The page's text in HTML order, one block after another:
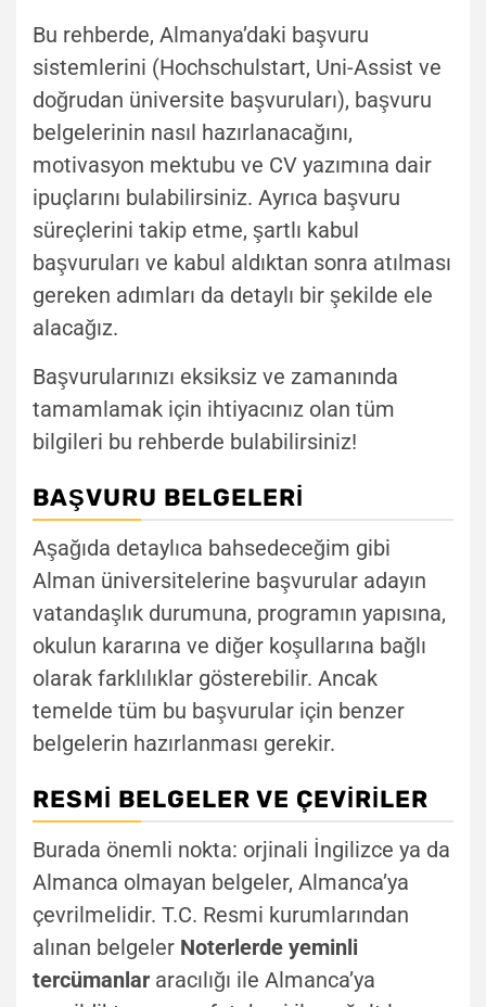
Bu rehberde, Almanya’daki başvuru
sistemlerini (Hochschulstart, Uni-Assist ve
doğrudan üniversite başvuruları), başvuru
belgelerinin nasıl hazırlanacağını,
motivasyon mektubu ve CV yazımına dair
ipuçlarını bulabilirsiniz. Ayrıca başvuru
süreçlerini takip etme, şartlı kabul
başvuruları ve kabul aldıktan sonra atılması
gereken adımları da detaylı bir şekilde ele
alacağız.
Başvurularınızı eksiksiz ve zamanında
tamamlamak için ihtiyacınız olan tüm
bilgileri bu rehberde bulabilirsiniz!
BAŞVURU BELGELERI
Aşağıda detaylıca bahsedeceğim gibi
Alman üniversitelerine başvurular adayın
vatandaşlık durumuna, programın yapısına,
okulun kararına ve diğer koşullarına bağlı
olarak farklılıklar gösterebilir. Ancak
temelde tüm bu başvurular için benzer
belgelerin hazırlanması gerekir.
RESMI BELGELER VE ÇEVIRILER
Burada önemli nokta: orjinali İngilizce ya da
Almanca olmayan belgeler, Almanca’ya
çevrilmelidir. T.C. Resmi kurumlarından
alınan belgeler Noterlerde yeminli
tercümanlar aracılığı ile Almanca’ya